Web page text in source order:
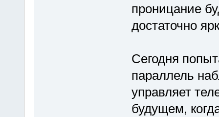
проницание
достаточно
Сегодня
параллель
управляет
будущем,